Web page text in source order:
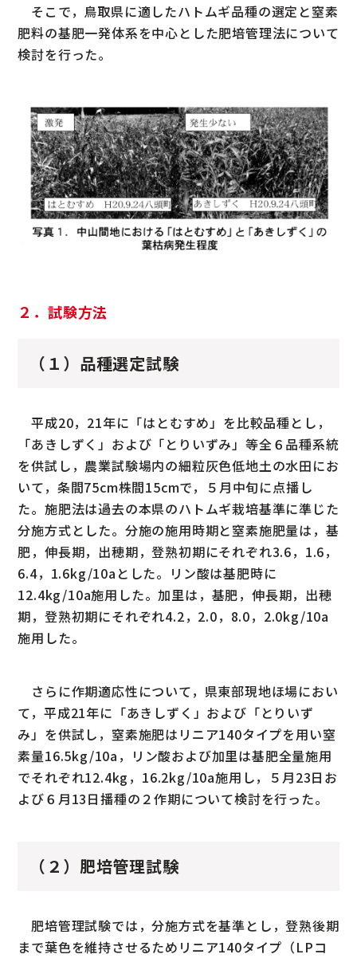
そこで，鳥取県に適したハトムギ品種の選定と窒素
肥料の基肥一発体系を中心とした肥培管理法について
検討を行った。
２．試験方法
（１）品種選定試験
平成20，21年に「はとむすめ」を比較品種とし，
「あきしずく」および「とりいずみ」等全６品種系統
を供試し，農業試験場内の細粒灰色低地土の水田にお
いて，条間75cm株間15cmで，５月中旬に点播し
た。施肥法は過去の本県のハトムギ栽培基準に準じた
分施方式とした。分施の施用時期と窒素施肥量は，基
肥，伸長期，出穂期，登熟初期にそれぞれ3.6，1.6，
6.4，1.6kg/10aとした。リン酸は基肥時に
12.4kg/10a施用した。加里は，基肥，伸長期，出穂
期，登熟初期にそれぞれ4.2，2.0，8.0，2.0kg/10a
施用した。
さらに作期適応性について，県東部現地ほ場におい
て，平成21年に「あきしずく」および「とりいず
み」を供試し，窒素施肥はリニア140タイプを用い窒
素量16.5kg/10a，リン酸および加里は基肥全量施用
でそれぞれ12.4kg，16.2kg/10a施用し，５月23日お
よび６月13日播種の２作期について検討を行った。
（２）肥培管理試験
肥培管理試験では，分施方式を基準とし，登熟後期
まで葉色を維持させるためリニア140タイプ（LPコ